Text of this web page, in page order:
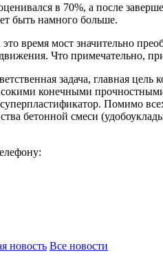
в 70%, а после
быть намного больше.
это время мост значительно
Что примечательно,
задача, главная
конечными
Помимо
бетонной смеси
новость Все новости